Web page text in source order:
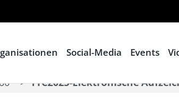
Social-Media Events
TTC2025-Elektronische